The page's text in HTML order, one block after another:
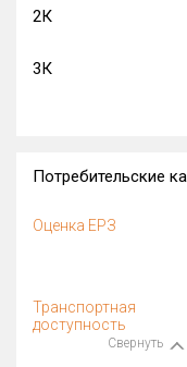
2К
3К
Потребительские
Оценка ЕРЗ
Транспортная
доступность
Свернуть